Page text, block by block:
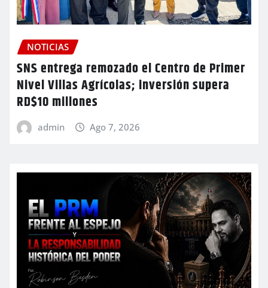
NOTICIAS
SNS entrega remozado el Centro de Primer
Nivel Villas Agrícolas; inversión supera
RD$10 millones
admin Ago 7, 2026